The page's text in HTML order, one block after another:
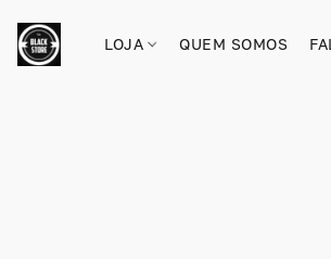
LOJA QUEM SOMOS